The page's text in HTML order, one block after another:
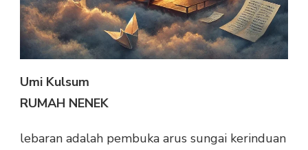
Umi Kulsum
RUMAH NENEK
lebaran adalah pembuka arus sungai kerinduan